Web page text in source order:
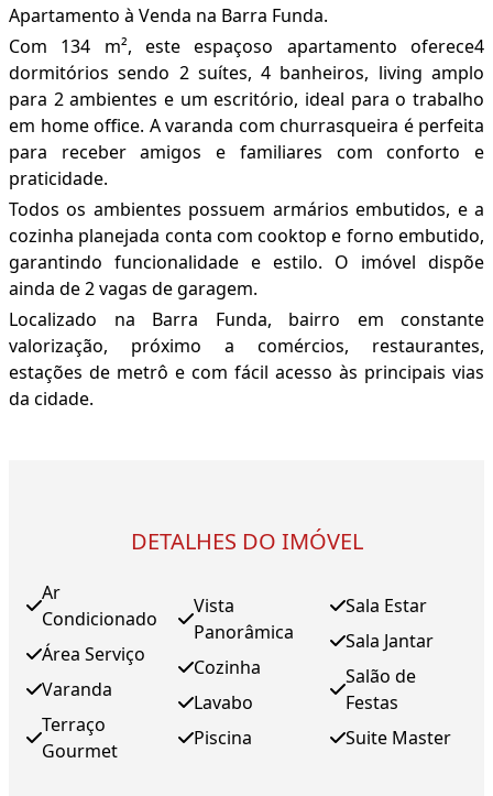
Apartamento à Venda na Barra Funda.
Com 134 m², este espaçoso apartamento oferece4
dormitórios sendo 2 suítes, 4 banheiros, living amplo
para 2 ambientes e um escritório, ideal para o trabalho
em home office. A varanda com churrasqueira é perfeita
para receber amigos e familiares com conforto e
praticidade.
Todos os ambientes possuem armários embutidos, e a
cozinha planejada conta com cooktop e forno embutido,
garantindo funcionalidade e estilo. O imóvel dispõe
ainda de 2 vagas de garagem.
Localizado na Barra Funda, bairro em constante
valorização, próximo a comércios, restaurantes,
estações de metrô e com fácil acesso às principais vias
da cidade.
DETALHES DO IMÓVEL
Ar
Condicionado
Área Serviço
Varanda
Terraço
Gourmet
Vista
Panorâmica
Cozinha
Lavabo
Piscina
Sala Estar
Sala Jantar
Salão de
Festas
Suite Master